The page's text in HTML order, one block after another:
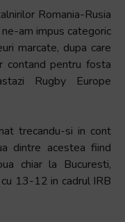
Romania-Rusia
am impus categoric
marcate, dupa care
contand pentru fosta
Rugby Europe
trecandu-si in cont
dintre acestea fiind
chiar la Bucuresti,
13-12 in cadrul IRB